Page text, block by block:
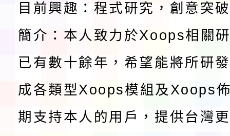
及師生本土語及新住民
實施要點各1份
115年食農教育專業人
程
函轉國家通訊傳播委員
鎮韌性（防空）演習－
速演練執行計畫」
「115年金融知識線上
法」
本校115學年度第1學
目前興趣：程式研究，創意突
簡介：本人致力於Xoops相關
已有數十餘年，希望能將所研
成各類型Xoops模組及Xoops
期支持本人的用戶，提供台灣